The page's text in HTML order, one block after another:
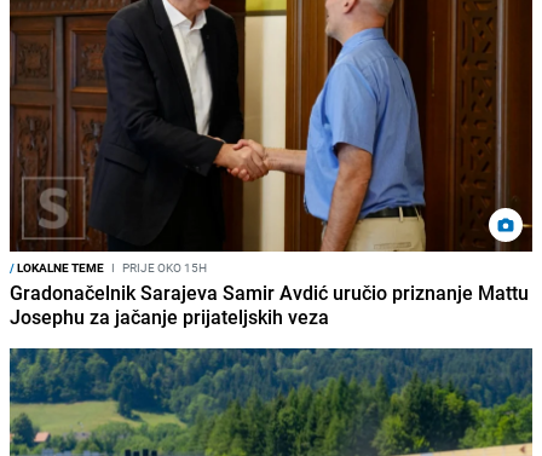
/LOKALNE TEME I PRIJE OKO 15H
Gradonačelnik Sarajeva Samir Avdić uručio priznanje Mattu
Josephu za jačanje prijateljskih veza